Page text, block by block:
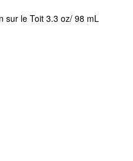
sur le Toit 3.3 oz/ 98 mL